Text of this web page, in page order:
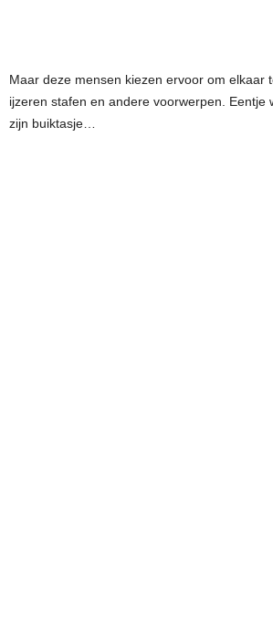
Maar deze mensen kiezen ervoor om elkaar
ijzeren stafen en andere voorwerpen. Eentje
zijn buiktasje…